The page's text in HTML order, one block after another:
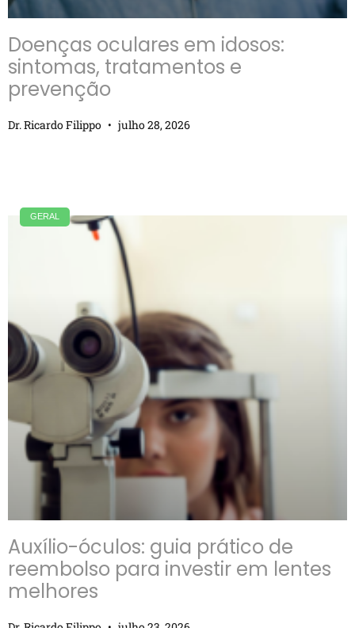
Doenças oculares em idosos:
sintomas, tratamentos e
prevenção
Dr. Ricardo Filippo julho 28, 2026
GERAL
Auxílio-óculos: guia prático de
reembolso para investir em lentes
melhores